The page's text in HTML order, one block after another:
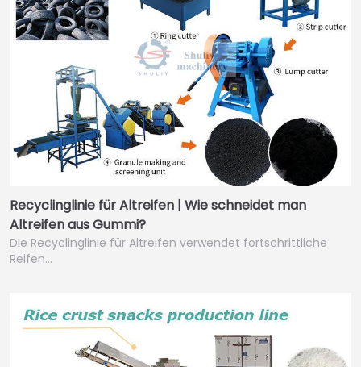
Recyclinglinie für Altreifen | Wie schneidet man
Altreifen aus Gummi?
Die Recyclinglinie für Altreifen verwendet fortschrittliche
Reifen…